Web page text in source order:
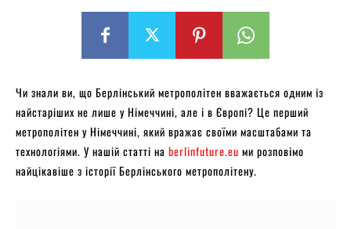
Чи знали ви, що Берлінський метрополітен вважається одним із
найстаріших не лише у Німеччині, але і в Європі? Це перший
метрополітен у Німеччині, який вражає своїми масштабами та
технологіями. У нашій статті на berlinfuture.eu ми розповімо
найцікавіше з історії Берлінського метрополітену.